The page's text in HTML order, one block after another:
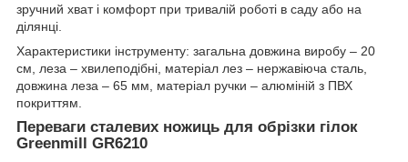
зручний хват і комфорт при тривалій роботі в саду або на
ділянці.
Характеристики інструменту: загальна довжина виробу – 20
см, леза – хвилеподібні, матеріал лез – нержавіюча сталь,
довжина леза – 65 мм, матеріал ручки – алюміній з ПВХ
покриттям.
Переваги сталевих ножиць для обрізки гілок
Greenmill GR6210